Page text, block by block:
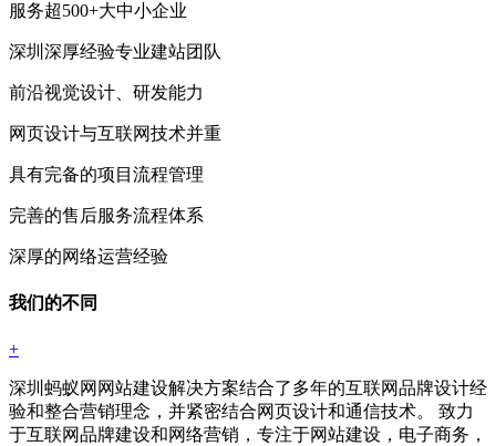
服务超500+大中小企业
深圳深厚经验专业建站团队
前沿视觉设计、研发能力
网页设计与互联网技术并重
具有完备的项目流程管理
完善的售后服务流程体系
深厚的网络运营经验
我们的不同
+
深圳蚂蚁网网站建设解决方案结合了多年的互联网品牌设计经
验和整合营销理念，并紧密结合网页设计和通信技术。 致力
于互联网品牌建设和网络营销，专注于网站建设，电子商务，